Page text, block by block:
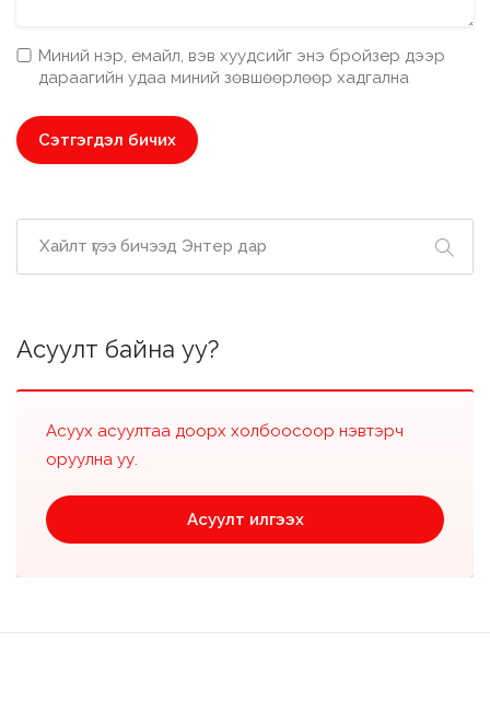
Миний нэр, емайл, вэв хуудсийг энэ бройзер дээр
дараагийн удаа миний зөвшөөрлөөр хадгална
Асуулт байна уу?
Асуух асуултаа доорх холбоосоор нэвтэрч
оруулна уу.
Асуулт илгээх